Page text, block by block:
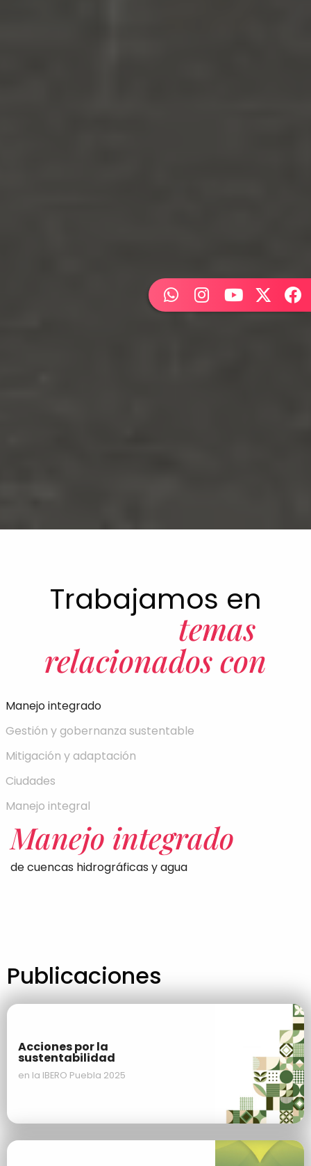
Trabajamos en
temas
relacionados con
Manejo integrado
Gestión y gobernanza sustentable
Mitigación y adaptación
Ciudades
Manejo integral
Manejo integrado
de cuencas hidrográficas y agua
Publicaciones
Acciones por la
sustentabilidad
en la IBERO Puebla 2025